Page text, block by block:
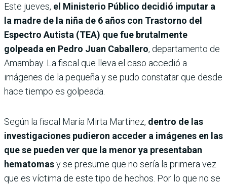
Este jueves, el Ministerio Público decidió imputar a
la madre de la niña de 6 años con Trastorno del
Espectro Autista (TEA) que fue brutalmente
golpeada en Pedro Juan Caballero, departamento de
Amambay. La fiscal que lleva el caso accedió a
imágenes de la pequeña y se pudo constatar que desde
hace tiempo es golpeada.
Según la fiscal María Mirta Martínez, dentro de las
investigaciones pudieron acceder a imágenes en las
que se pueden ver que la menor ya presentaban
hematomasy se presume que no sería la primera vez
que es víctima de este tipo de hechos. Por lo que no se